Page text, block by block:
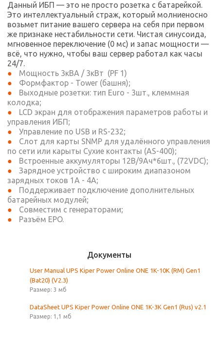
Данный ИБП — это не просто розетка с батарейкой.
Это интеллектуальный страж, который молниеносно
возьмет питание вашего сервера на себя при первом
же признаке нестабильности сети. Чистая синусоида,
мгновенное переключение (0 мс) и запас мощности —
всё, что нужно, чтобы ваш сервер работал как часы
24/7.
Мощность 3кВА / 3кВт (PF 1)
Формфактор - Tower (башня);
Выходные розетки: тип Euro - 3шт., клеммная
колодка;
LCD экран для отображения параметров работы и
управления ИБП;
Управление по USB и RS-232;
Слот для карты SNMP для удалённого управления
по сети или карыты Сухие контакты (AS-400);
Встроенные аккумуляторы 12В/9Ач*6шт., (72VDC);
Зарядное устройство с широким диапазоном
зарядных токов 1A - 4A;
Поддерживает подключение дополнительных
батарейных модулей;
Совместим с генераторами;
Разъём EPO.
Документы
User Manual UPS Kiper Power Online ONE 1K-10K (RM) Gen1
(Bat20) (V2.3)
Размер: 3 мб
DataSheet UPS Kiper Power Online ONE 1K-3K Gen1 (Rus) v2.1
Размер: 1,1 мб